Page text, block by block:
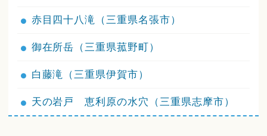
赤目四十八滝（三重県名張市）
御在所岳（三重県菰野町）
白藤滝（三重県伊賀市）
天の岩戸 恵利原の水穴（三重県志摩市）